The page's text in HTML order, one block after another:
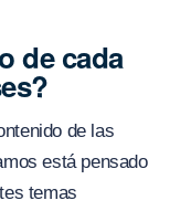
de cada
de las
está pensado
temas